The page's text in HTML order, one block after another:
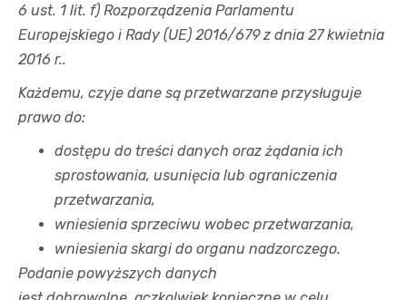
6 ust. 1 lit. f) Rozporządzenia Parlamentu
Europejskiego i Rady (UE) 2016/679 z dnia 27 kwietnia
2016 r..
Każdemu, czyje dane są przetwarzane przysługuje
prawo do:
dostępu do treści danych oraz żądania ich
sprostowania, usunięcia lub ograniczenia
przetwarzania,
wniesienia sprzeciwu wobec przetwarzania,
wniesienia skargi do organu nadzorczego.
Podanie powyższych danych